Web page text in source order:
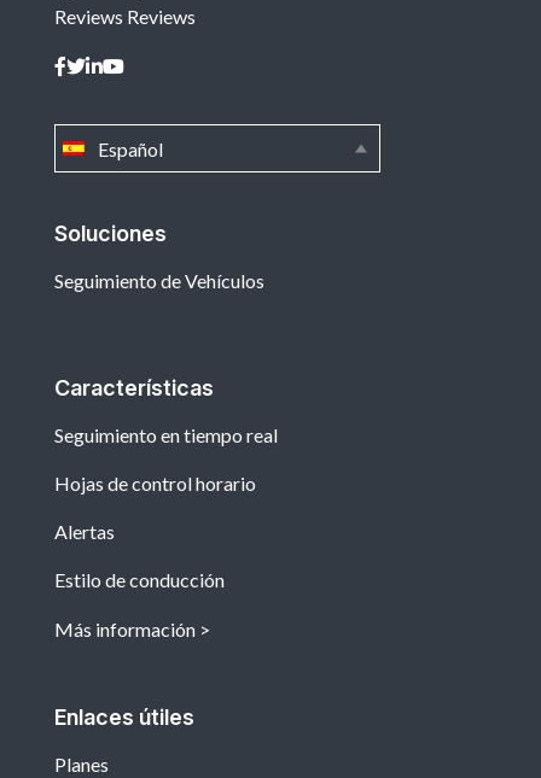
Soluciones
Seguimiento de Vehículos
Características
Seguimiento en tiempo real
Hojas de control horario
Alertas
Estilo de conducción
Más información
Enlaces útiles
Planes
Español
Reviews Reviews